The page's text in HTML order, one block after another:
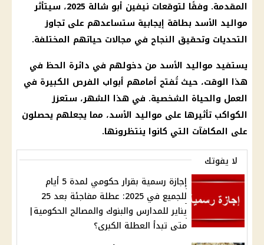
المقدمة. وفقًا لتوقعات نيفين أبو شالة 2025، سيتأثر
مواليد الأسد بطاقة إيجابية ستساعدهم على تجاوز
التحديات وتحقيق النجاح في مجالات حياتهم المختلفة.
يستفيد مواليد الأسد من دخولهم في دائرة الحظ في
هذا الوقت، حيث تُفتح أمامهم أبواب الفرص الكبيرة في
العمل والحياة الشخصية. في هذا الشهر، ستعزز
الكواكب تأثيرها على مواليد الأسد، مما يجعلهم يحصلون
على المكافآت التي كانوا ينتظرونها.
لا يفوتك
إجازة رسمية بقرار حكومي لمدة 5 أيام
للجميع في 2025: عطلة مفاجئة بعد 25
يناير للمدارس والبنوك والمصالح الحكومية|
متى تبدأ العطلة الكبرى؟